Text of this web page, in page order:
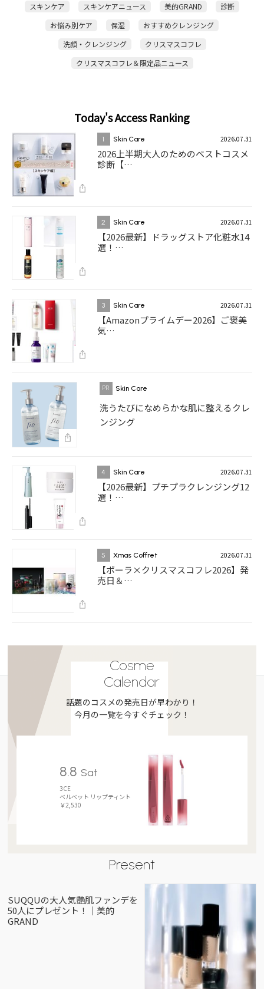
スキンケア スキンケアニュース 美的GRAND
診断
お悩み別ケア
保湿
おすすめクレンジング
洗顔・クレンジング
クリスマスコフレ
クリスマスコフレ＆限定品ニュース
Today's Access Ranking
1 Skin Care 2026.07.31
2026上半期大人のためのベストコスメ
診断【…
2 Skin Care 2026.07.31
【2026最新】ドラッグストア化粧水14
選！…
3 Skin Care 2026.07.31
【Amazonプライムデー2026】ご褒美
気…
Skin Care
洗うたびになめらかな肌に整えるクレ
ンジング
4 Skin Care 2026.07.31
【2026最新】プチプラクレンジング12
選！…
5 Xmas Coffret 2026.07.31
【ポーラ×クリスマスコフレ2026】発
売日＆…
Cosme
Calendar
話題のコスメの発売日が早わかり！
今月の一覧を今すぐチェック！
8.8 Sat
3CE
ベルベット リップティント
￥2,530
Present
SUQQUの大人気艶肌ファンデを
50人にプレゼント！｜美的
GRAND